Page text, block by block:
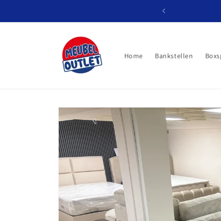
Home Bankstellen
Ga direct naar
productinformatie